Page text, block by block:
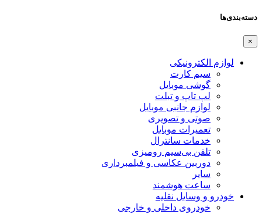
دسته‌بندی‌ها
×
لوازم الکترونیکی
سیم کارت
گوشی موبایل
لپ تاپ و تبلت
لوازم جانبی موبایل
صوتی و تصویری
تعمیرات موبایل
خدمات سانترال
تلفن بی‌سیم رومیزی
دوربین عکاسی و فیلمبرداری
سایر
ساعت هوشمند
خودرو و وسایل نقلیه
خودروی داخلی و خارجی